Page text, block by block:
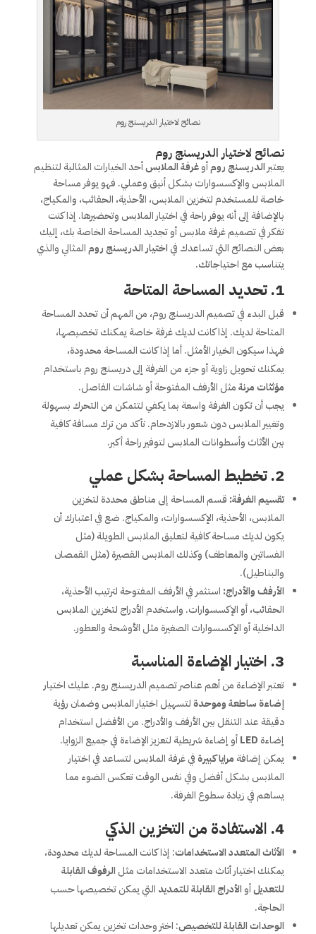
نصائح لاختيار الدريسنج روم
نصائح لاختيار الدريسنج روم
يعتبر الدريسنج رومأوغرفة الملابسأحد الخيارات المثالية لتنظيم
الملابس والإكسسوارات بشكل أنيق وعملي. فهو يوفر مساحة
خاصة للمستخدم لتخزين الملابس، الأحذية، الحقائب، والمكياج،
بالإضافة إلى أنه يوفر راحة في اختيار الملابس وتحضيرها. إذا كنت
تفكر في تصميم غرفة ملابس أو تجديد المساحة الخاصة بك، إليك
بعض النصائح التي تساعدك في اختيار الدريسنج رومالمثالي والذي
يتناسب مع احتياجاتك.
1. تحديد المساحة المتاحة
قبل البدء في تصميم الدريسنج روم، من المهم أن تحدد المساحة
المتاحة لديك. إذا كانت لديك غرفة خاصة يمكنك تخصيصها،
فهذا سيكون الخيار الأمثل. أما إذا كانت المساحة محدودة،
يمكنك تحويل زاوية أو جزء من الغرفة إلى دريسنج روم باستخدام
مؤثثات مرنةمثل الأرفف المفتوحة أو شاشات الفاصل.
يجب أن تكون الغرفة واسعة بما يكفي لتتمكن من التحرك بسهولة
وتغيير الملابس دون شعور بالازدحام. تأكد من ترك مسافة كافية
بين الأثاث وأسطوانات الملابس لتوفير راحة أكبر.
2. تخطيط المساحة بشكل عملي
تقسيم الغرفة: قسم المساحة إلى مناطق محددة لتخزين
الملابس، الأحذية، الإكسسوارات، والمكياج. ضع في اعتبارك أن
يكون لديك مساحة كافية لتعليق الملابس الطويلة (مثل
الفساتين والمعاطف) وكذلك الملابس القصيرة (مثل القمصان
والبناطيل).
الأرفف والأدراج: استثمر في الأرفف المفتوحة لترتيب الأحذية،
الحقائب، أو الإكسسوارات. واستخدم الأدراج لتخزين الملابس
الداخلية أو الإكسسوارات الصغيرة مثل الأوشحة والعطور.
3. اختيار الإضاءة المناسبة
تعتبر الإضاءة من أهم عناصر تصميم الدريسنج روم. عليك اختيار
إضاءة ساطعة وموحدةلتسهيل اختيار الملابس وضمان رؤية
دقيقة عند التنقل بين الأرفف والأدراج. من الأفضل استخدام
إضاءة LEDأو إضاءة شريطية لتعزيز الإضاءة في جميع الزوايا.
يمكن إضافة مرايا كبيرةفي غرفة الملابس لتساعد في اختيار
الملابس بشكل أفضل وفي نفس الوقت تعكس الضوء مما
يساهم في زيادة سطوع الغرفة.
4. الاستفادة من التخزين الذكي
الأثاث المتعدد الاستخدامات: إذا كانت المساحة لديك محدودة،
يمكنك اختيار أثاث متعدد الاستخدامات مثل الرفوف القابلة
للتعديلأو الأدراج القابلة للتمديد التي يمكن تخصيصها حسب
الحاجة.
الوحدات القابلة للتخصيص: اختر وحدات تخزين يمكن تعديلها